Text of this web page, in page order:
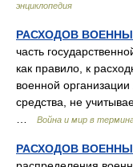
энциклопедия
РАСХОДОВ
часть
как правило, к
военной
средства, не
Война и мир в
РАСХОДОВ